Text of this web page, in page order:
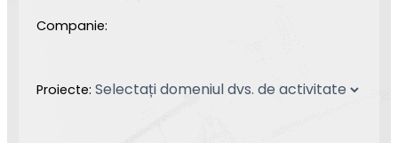
Companie:
Proiecte: